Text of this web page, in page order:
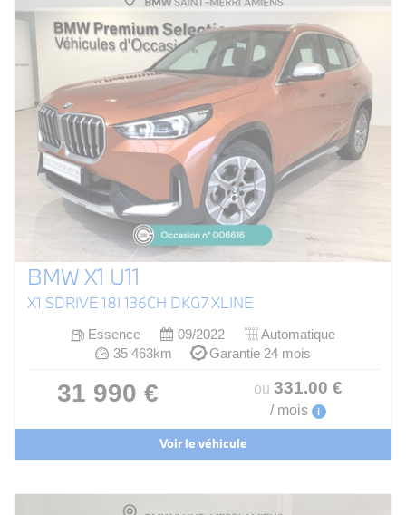
BMW X1 U11
X1 SDRIVE 18I 136CH DKG7 XLINE
Essence 09/2022
Automatique
35 463km
Garantie 24 mois
31 990 € ou 331.00 €
/ mois i
Voir le véhicule